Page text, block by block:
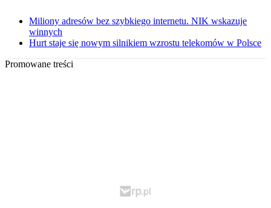
Miliony adresów bez szybkiego internetu. NIK wskazuje
winnych
Hurt staje się nowym silnikiem wzrostu telekomów w Polsce
Promowane treści